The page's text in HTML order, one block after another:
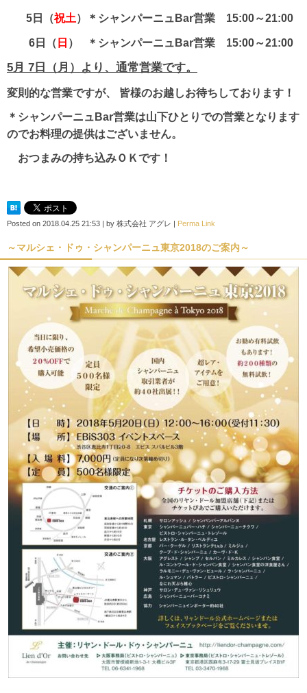
5日（祝土）＊シャンパーニュBar営業 15:00～21:00
6日（ 日 ） ＊シャンパーニュBar営業 15:00～21:00
5月 7日（月）より、通常営業です。
変則的な営業ですが、 皆様のお越しお待ちしております！
＊シャンパーニュBar営業は山下ひとりでの営業となります
のでお料理の提供はございません。
おつまみの持ち込みＯＫです！
Posted on 2018.04.25 21:53 by 株式会社 アグレ Perma Link
～マルシェ・ドゥ・シャンパーニュ東京2018のご案内～